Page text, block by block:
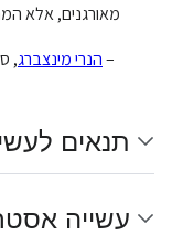
מאורגנים, אלא
–הנרי מינצברג
תנאים
עשייה